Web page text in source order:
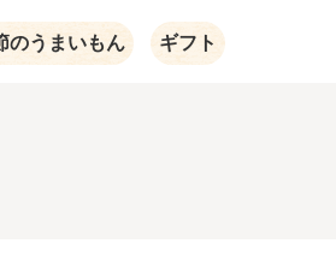
のうまいもん ギフト